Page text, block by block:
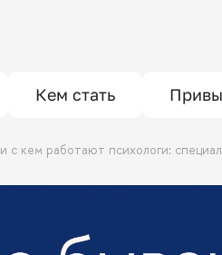
Кем стать
и с кем работают психологи: